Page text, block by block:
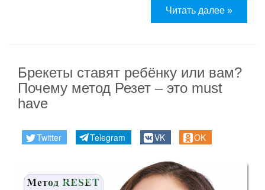
Читать далее »
Брекеты ставят ребёнку или вам?
Почему метод Резет – это must
have
Twitter Telegram VK OK